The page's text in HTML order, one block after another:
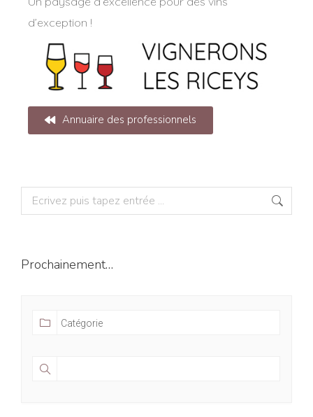
d’exception !
Annuaire des professionnels
Prochainement…